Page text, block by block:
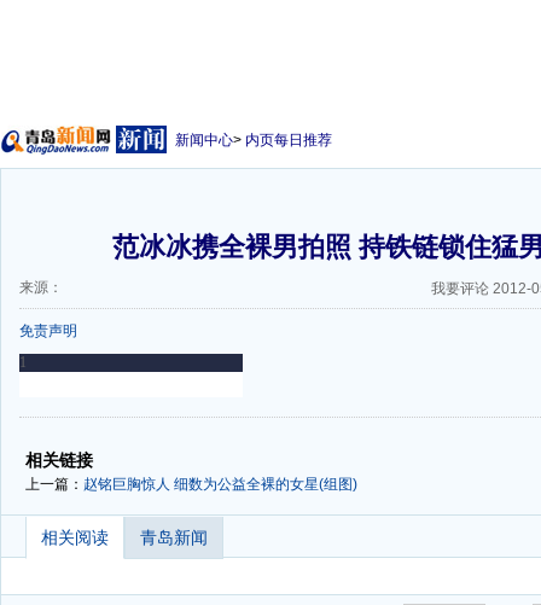
新闻中心> 内页每日推荐
范冰冰携全裸男拍照 持铁链锁住猛
来源： 我要评论 2012-
免责声明
-
相关链接
上一篇： 赵铭巨胸惊人 细数为公益全裸的女星(组图)
相关阅读 青岛新闻